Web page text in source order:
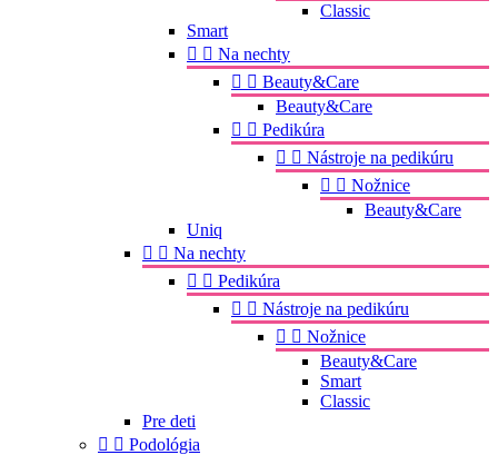
Classic
Smart
  Na nechty
  Beauty&Care
Beauty&Care
  Pedikúra
  Nástroje na pedikúru
  Nožnice
Beauty&Care
Uniq
  Na nechty
  Pedikúra
  Nástroje na pedikúru
  Nožnice
Beauty&Care
Smart
Classic
Pre deti
  Podológia